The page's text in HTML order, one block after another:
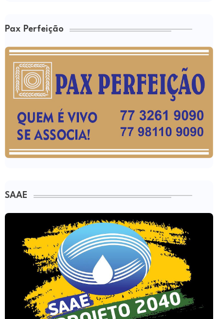
Pax Perfeição
SAAE